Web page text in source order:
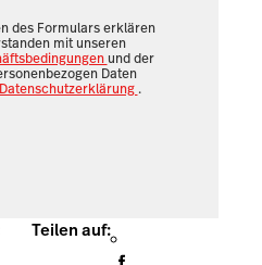
des Formulars erklären
mit unseren
und der
Daten
Datenschutzerklärung .
Teilen auf: